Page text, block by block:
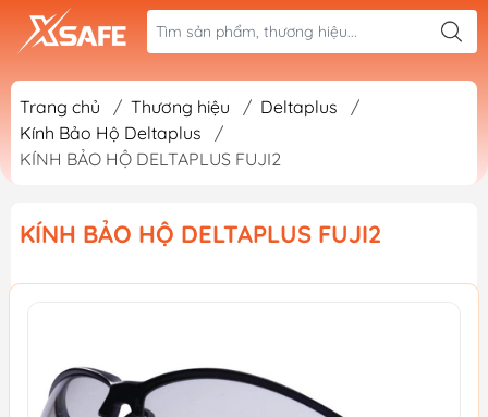
Trang chủ / Thương hiệu / Deltaplus
/
Kính Bảo Hộ Deltaplus
/
KÍNH BẢO HỘ DELTAPLUS FUJI2
KÍNH BẢO HỘ DELTAPLUS FUJI2